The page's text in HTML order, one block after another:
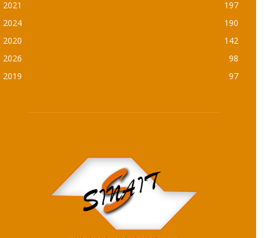
2021
197
2024
190
2020
142
2026
98
2019
97